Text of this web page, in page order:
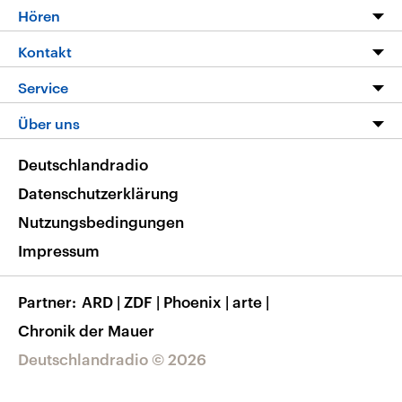
Programm
Die Nachrichten
Nachrichtenleicht
Neue Beiträge auf dlf.de
Hören
Livestream
Podcasts
Deutschlandfunk App
Nachrichten App
Frequenzen
Kontakt
Hörerservice
Service
FAQ
Veranstaltungen
Musikliste
RSS
Über uns
Barrierefreiheit
Deutschlandradio © 2026
Deutschlandradio
Datenschutzerklärung
Nutzungsbedingungen
Impressum
Partner ARD | ZDF | Phoenix | arte |
Chronik der Mauer